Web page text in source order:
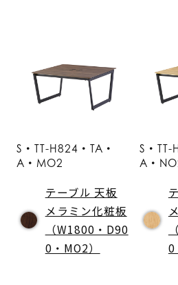
S・TT-H824・TA・
A・MO2
テーブル 天板
メラミン化粧板
（W1800・D90
0・MO2）
S・TT-
A・
0